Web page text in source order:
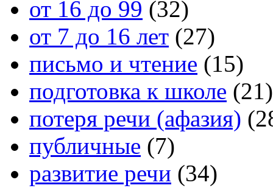
от 16 до 99 (32)
от 7 до 16 лет (27)
письмо и чтение (15)
подготовка к школе (21)
потеря речи (афазия)
публичные (7)
развитие речи (34)